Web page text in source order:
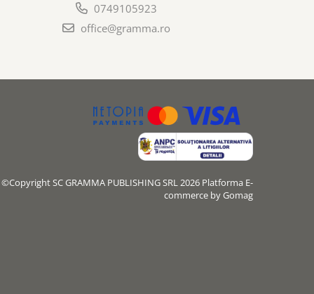
0749105923
office@gramma.ro
©Copyright SC GRAMMA PUBLISHING SRL 2026 Platforma E-
commerce by Gomag